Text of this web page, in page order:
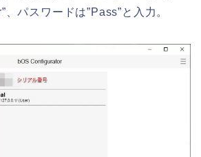
、パスワードは”Pass”と入力。